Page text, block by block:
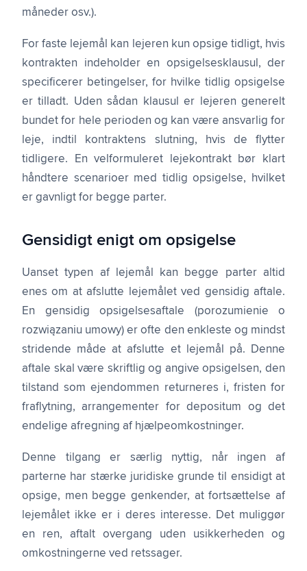
måneder osv.).
For faste lejemål kan lejeren kun opsige tidligt, hvis
kontrakten indeholder en opsigelses­klausul, der
specificerer betingelser, for hvilke tidlig opsigelse
er tilladt. Uden sådan klausul er lejeren generelt
bundet for hele perioden og kan være ansvarlig for
leje, indtil kontraktens slutning, hvis de flytter
tidligere. En velformuleret lejekontrakt bør klart
håndtere scenarioer med tidlig opsigelse, hvilket
er gavnligt for begge parter.
Gensidigt enigt om opsigelse
Uanset typen af lejemål kan begge parter altid
enes om at afslutte lejemålet ved gensidig aftale.
En gensidig opsigelses­aftale (porozumienie o
rozwiązaniu umowy) er ofte den enkleste og mindst
stridende måde at afslutte et lejemål på. Denne
aftale skal være skriftlig og angive opsigelsen, den
tilstand som ejendommen returneres i, fristen for
fraflytning, arrangementer for depositum og det
endelige afregning af hjælpe­omkostninger.
Denne tilgang er særlig nyttig, når ingen af
parterne har stærke juridiske grunde til ensidigt at
opsige, men begge genkender, at fortsættelse af
lejemålet ikke er i deres interesse. Det muliggør
en ren, aftalt overgang uden usikkerheden og
omkostningerne ved retssager.